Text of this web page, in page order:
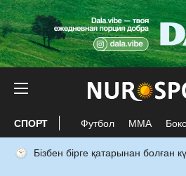
СПОРТ Футбол ММА Бокс
Бізбен бірге қатарынан болған